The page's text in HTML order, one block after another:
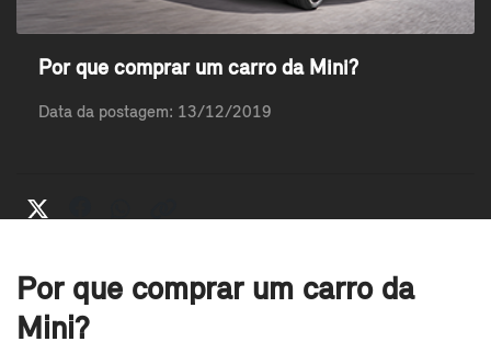
Por que comprar um carro da Mini?
Data da postagem: 13/12/2019
Por que comprar um carro da
Mini?